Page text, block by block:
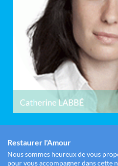
Restaurer l'Amour
Nous sommes heureux de vous
pour vous accompagner dans cette